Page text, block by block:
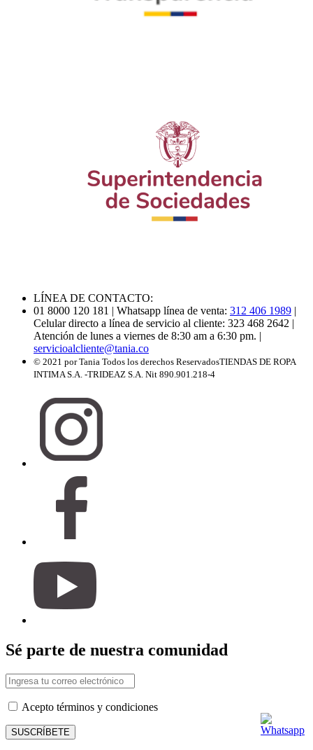
LÍNEA DE CONTACTO:
01 8000 120 181 | Whatsapp línea de venta: 312 406 1989 |
Celular directo a línea de servicio al cliente: 323 468 2642 |
Atención de lunes a viernes de 8:30 am a 6:30 pm. |
servicioalcliente@tania.co
© 2021 por Tania Todos los derechos ReservadosTIENDAS DE ROPA
INTIMA S.A. -TRIDEAZ S.A. Nit 890.901.218-4
Sé parte de nuestra comunidad
Acepto términos y condiciones